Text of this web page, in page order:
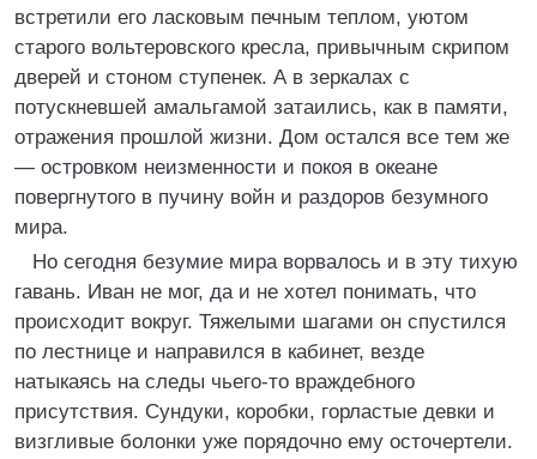
встретили его ласковым печным теплом, уютом
старого вольтеровского кресла, привычным скрипом
дверей и стоном ступенек. А в зеркалах с
потускневшей амальгамой затаились, как в памяти,
отражения прошлой жизни. Дом остался все тем же
— островком неизменности и покоя в океане
повергнутого в пучину войн и раздоров безумного
мира.
Но сегодня безумие мира ворвалось и в эту тихую
гавань. Иван не мог, да и не хотел понимать, что
происходит вокруг. Тяжелыми шагами он спустился
по лестнице и направился в кабинет, везде
натыкаясь на следы чьего-то враждебного
присутствия. Сундуки, коробки, горластые девки и
визгливые болонки уже порядочно ему осточертели.